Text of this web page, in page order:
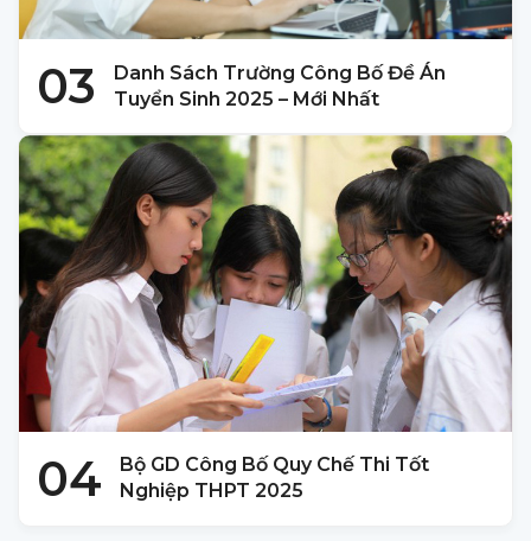
03
Danh Sách Trường Công Bố Đề Án
Tuyển Sinh 2025 – Mới Nhất
04
Bộ GD Công Bố Quy Chế Thi Tốt
Nghiệp THPT 2025